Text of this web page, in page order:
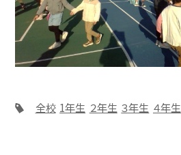
全校 1年生 ２年生 ３年生 ４年生